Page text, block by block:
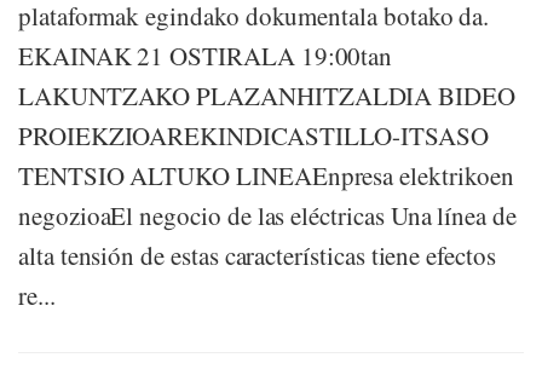
plataformak egindako dokumentala botako da.
EKAINAK 21 OSTIRALA 19:00tan
LAKUNTZAKO PLAZANHITZALDIA BIDEO
PROIEKZIOAREKINDICASTILLO-ITSASO
TENTSIO ALTUKO LINEAEnpresa elektrikoen
negozioaEl negocio de las eléctricas Una línea de
alta tensión de estas características tiene efectos
re...